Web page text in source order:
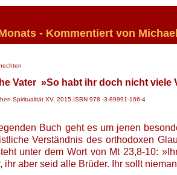
- Kommentiert von
Vater »So habt ihr doch nicht viele
Spiritualität XV, 2015.ISBN 978 -3-89991-166-4
Buch geht es um jenen
Verständnis des orthodoxen
unter dem Wort von Mt 23,8-10:
ihr aber seid alle Brüder. Ihr sollt